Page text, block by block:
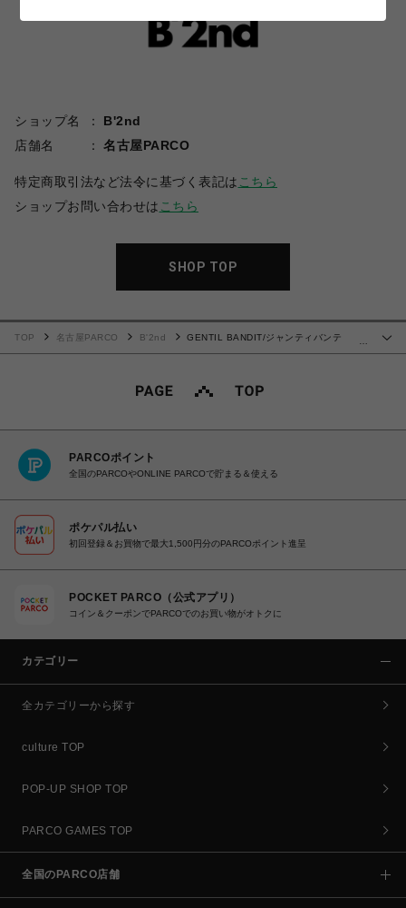
ショップ名
B'2nd
店舗名
名古屋PARCO
特定商取引法など法令に基づく表記は こちら
ショップお問い合わせは こちら
SHOP TOP
…
TOP 名古屋PARCO B'2nd
GENTIL BANDIT/ジャンティバンテ
PARCOポイント
全国のPARCOやONLINE PARCOで貯まる＆使える
ポケパル払い
初回登録＆お買物で最大1,500円分のPARCOポイント進呈
POCKET PARCO（公式アプリ）
コイン＆クーポンでPARCOでのお買い物がオトクに
カテゴリー
全カテゴリーから探す
culture TOP
POP-UP SHOP TOP
PARCO GAMES TOP
全国のPARCO店舗